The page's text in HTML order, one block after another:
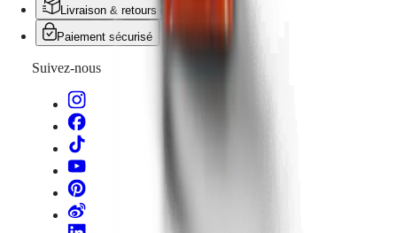
Livraison & retours offerts
Paiement sécurisé
Suivez-nous